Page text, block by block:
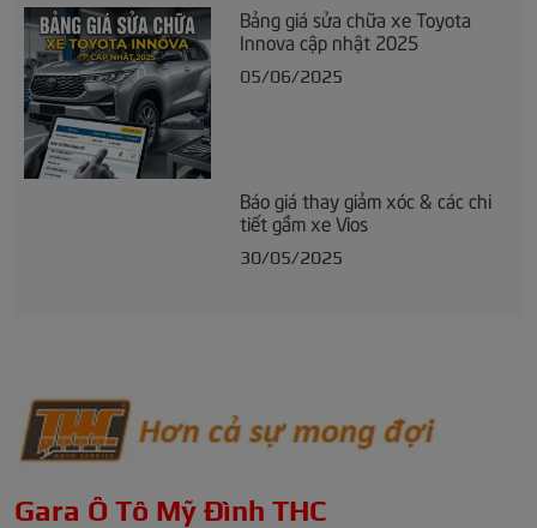
Bảng giá sửa chữa xe Toyota
Innova cập nhật 2025
05/06/2025
Báo giá thay giảm xóc & các chi
tiết gầm xe Vios
30/05/2025
Gara Ô Tô Mỹ Đình THC